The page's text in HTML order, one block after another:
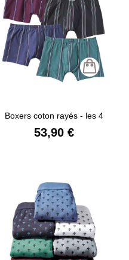
Boxers coton rayés - les 4
53,90 €